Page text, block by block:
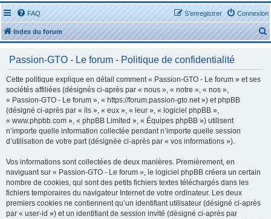
FAQ Connexion
S’enregistrer
Index du forum
e
Passion-GTO - Le forum - Politique de confidentialité
Cette politique explique en détail comment « Passion-GTO - Le forum » et ses
sociétés affiliées (désignés ci-après par « nous », « notre », « nos »,
« Passion-GTO - Le forum », « https://forum.passion-gto.net ») et phpBB
(désigné ci-après par « ils », « eux », « leur », « logiciel phpBB »,
« www.phpbb.com », « phpBB Limited », « Équipes phpBB ») utilisent
n’importe quelle information collectée pendant n’importe quelle session
d’utilisation de votre part (désignée ci-après par « vos informations »).
Vos informations sont collectées de deux manières. Premièrement, en
naviguant sur « Passion-GTO - Le forum », le logiciel phpBB créera un certain
nombre de cookies, qui sont des petits fichiers textes téléchargés dans les
fichiers temporaires du navigateur Internet de votre ordinateur. Les deux
premiers cookies ne contiennent qu’un identifiant utilisateur (désigné ci-après
par « user-id ») et un identifiant de session invité (désigné ci-après par